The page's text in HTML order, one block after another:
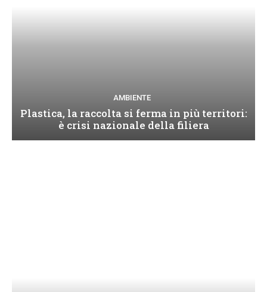
AMBIENTE
Plastica, la raccolta si ferma in più territori:
è crisi nazionale della filiera